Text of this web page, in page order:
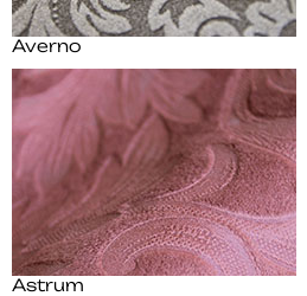
Averno
Astrum